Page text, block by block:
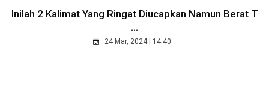
Inilah 2 Kalimat Yang Ringat Diucapkan Namun Berat T
...
24 Mar, 2024 | 14:40